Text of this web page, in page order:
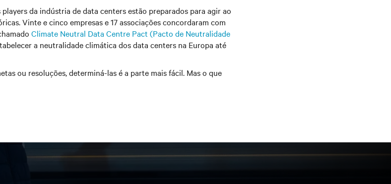
da indústria de data centers estão preparados para agir ao
Vinte e cinco empresas e 17 associações concordaram com
Climate Neutral Data Centre Pact (Pacto de Neutralidade
a neutralidade climática dos data centers na Europa até
ou resoluções, determiná-las é a parte mais fácil. Mas o que